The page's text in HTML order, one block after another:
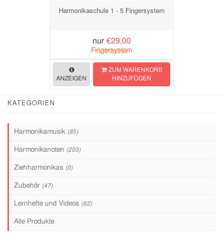
Harmonikaschule 1 - 5 Fingersystem
nur €29,00
ANZEIGEN
ZUM WARENKORB
HINZUFÜGEN
KATEGORIEN
Harmonikamusik (85)
Harmonikanoten (203)
Ziehharmonikas (0)
Zubehör (47)
Lernhefte und Videos (62)
Alle Produkte